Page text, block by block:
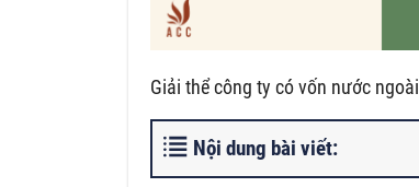
Giải thể công ty có vốn nước ngoài
Nội dung bài viết: